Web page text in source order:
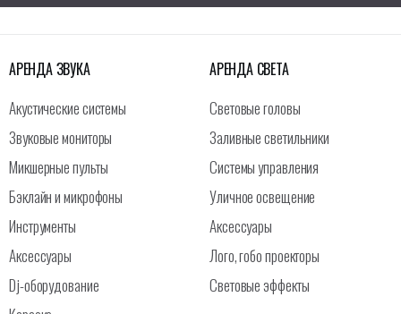
АРЕНДА ЗВУКА
Акустические системы
Звуковые мониторы
Микшерные пульты
Бэклайн и микрофоны
Инструменты
Аксессуары
Dj-оборудование
АРЕНДА СВЕТА
Световые головы
Заливные светильники
Системы управления
Уличное освещение
Аксессуары
Лого, гобо проекторы
Световые эффекты